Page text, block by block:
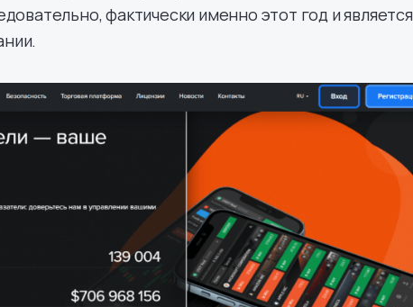
фактически именно этот год и является